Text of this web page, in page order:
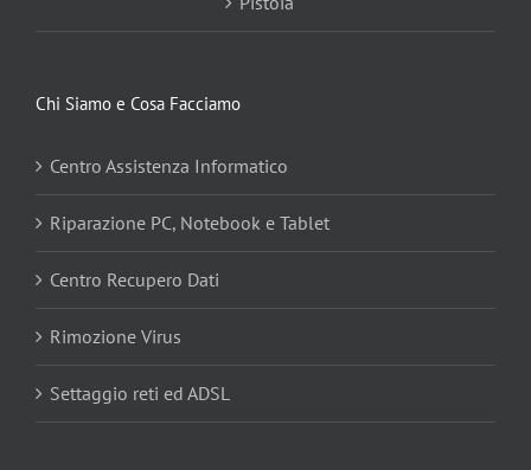
Chi Siamo e Cosa Facciamo
Centro Assistenza Informatico
Riparazione PC, Notebook e Tablet
Centro Recupero Dati
Rimozione Virus
Settaggio reti ed ADSL